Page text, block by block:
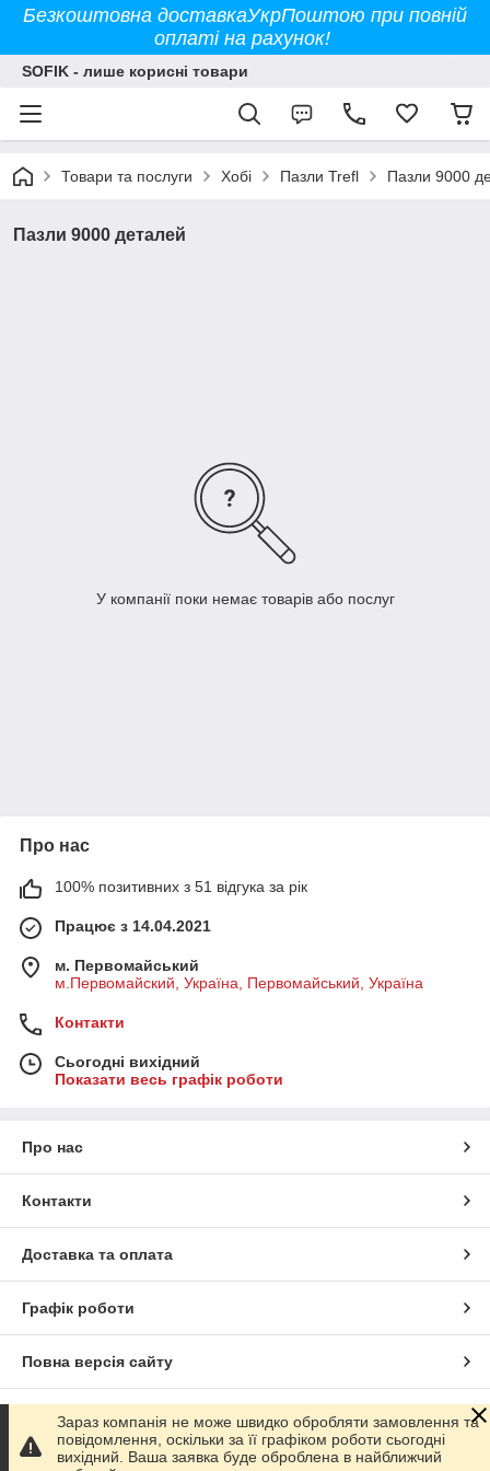
Безкоштовна доставкаУкрПоштою при повній
оплаті на рахунок!
SOFIK - лише корисні товари
Товари та послуги Хобі Пазли Trefl Пазли 9000
Пазли 9000 деталей
У компанії поки немає товарів або послуг
Про нас
100% позитивних з 51 відгука за рік
Працює з 14.04.2021
м. Первомайський
м.Первомайский, Україна, Первомайський, Україна
Контакти
Сьогодні вихідний
Показати весь графік роботи
Про нас
Контакти
Доставка та оплата
Графік роботи
Повна версія сайту
Сайт створено на маркетплейсіProm.ua
Зараз компанія не може швидко обробляти замовлення та
повідомлення, оскільки за її графіком роботи сьогодні
вихідний. Ваша заявка буде оброблена в найближчий